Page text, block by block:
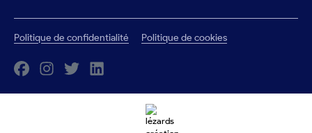
Politique de confidentialité Politique de cookies